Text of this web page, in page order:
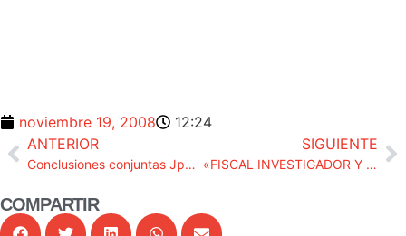
noviembre 19, 2008
12:24
ANTERIOR
Conclusiones conjuntas JpD y UPF tras la reunión anual de sus ejecutivas. Comunicado 12/11/08.
SIGUIENTE
«FISCAL INVESTIGADOR Y JUEZ DE GARANTÍAS». CONCLUSIONES SEMINARIO NOVIEMBRE 2008
COMPARTIR